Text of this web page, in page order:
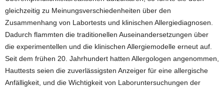
gleichzeitig zu Meinungsverschiedenheiten über den
Zusammenhang von Labortests und klinischen Allergiediagnosen.
Dadurch flammten die traditionellen Auseinandersetzungen über
die experimentellen und die klinischen Allergiemodelle erneut auf.
Seit dem frühen 20. Jahrhundert hatten Allergologen angenommen,
Hauttests seien die zuverlässigsten Anzeiger für eine allergische
Anfälligkeit, und die Wichtigkeit von Laboruntersuchungen der